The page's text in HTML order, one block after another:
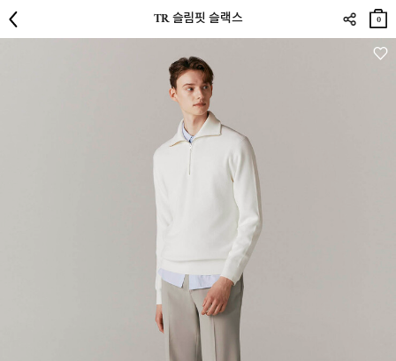
TR 슬림핏 슬랙스
장바
구니
0